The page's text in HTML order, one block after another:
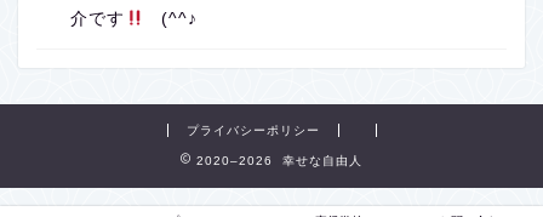
介です
(^^♪
プライバシーポリシー
2020–2026 幸せな自由人